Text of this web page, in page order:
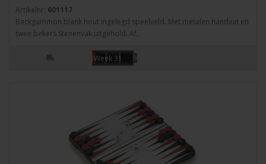
Artikelnr: 601117
Backgammon blank hout ingelegd speelveld. Met metalen handvat en
twee bekers.Stenenvak uitgehold. Af..
Week 31